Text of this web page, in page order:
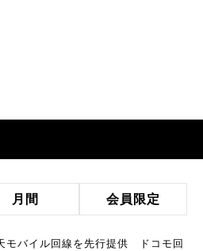
月間 会員限定
モバイル回線を先行提供 ドコモ回